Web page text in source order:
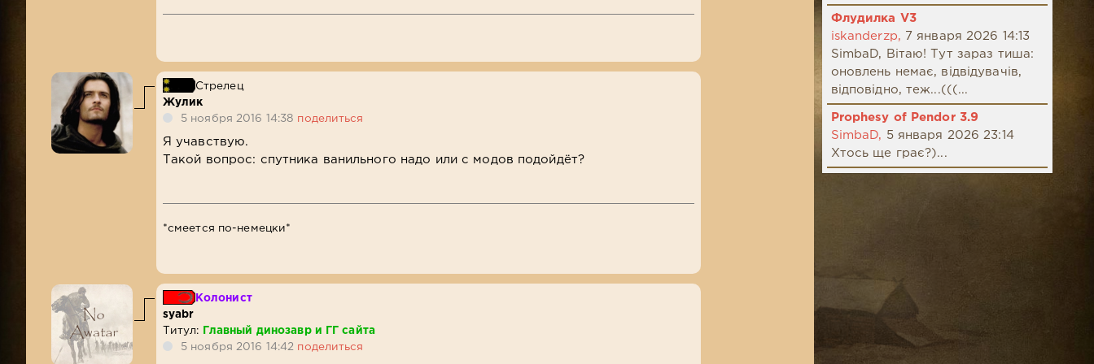
Стрелец
Жулик
5 ноября 2016 14:38 поделиться
Я учавствую.
Такой вопрос: спутника ванильного надо или с модов подойдёт?
*смеется по-немецки*
Колонист
syabr
Титул:
Главный динозавр и ГГ сайта
5 ноября 2016 14:42 поделиться
Флудилка V3
iskanderzp,
7 января 2026 14:13
SimbaD, Вітаю! Тут зараз тиша:
оновлень немає, відвідувачів,
відповідно, теж...(((...
Prophesy of Pendor 3.9
SimbaD,
5 января 2026 23:14
Хтось ще грає?)...